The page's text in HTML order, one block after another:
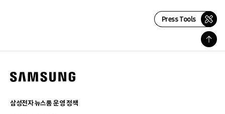
Press Tools
삼성전자 뉴스룸 운영 정책